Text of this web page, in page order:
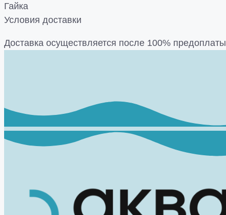
Гайка
Условия доставки
Доставка осуществляется после 100% предоплаты